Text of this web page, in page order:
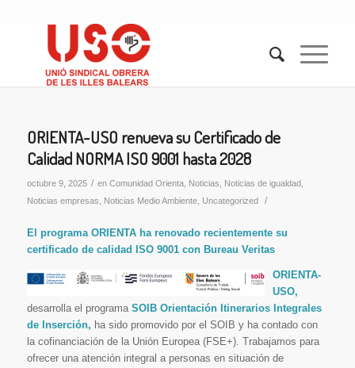
ORIENTA-USO renueva su Certificado de
Calidad NORMA ISO 9001 hasta 2028
octubre 9, 2025 / en Comunidad Orienta, Noticias Noticias de igualdad,
Noticias empresas
Noticias Medio Ambiente, Uncategorized /
El programa ORIENTA ha renovado recientemente su
certificado de calidad ISO 9001 con Bureau Veritas
ORIENTA-
USO,
desarrolla el programa SOIB Orientación Itinerarios Integrales
de Inserción, ha sido promovido por el SOIB y ha contado con
la cofinanciación de la Unión Europea (FSE+). Trabajamos para
ofrecer una atención integral a personas en situación de